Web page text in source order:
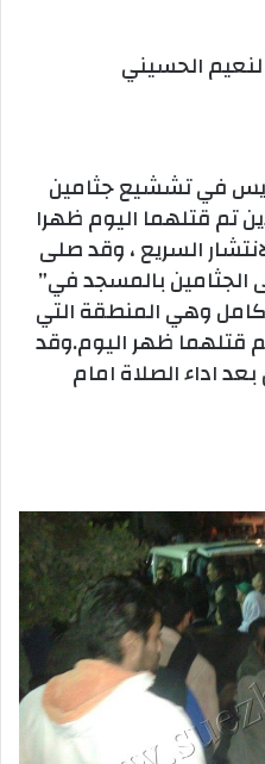
الحسيني
في تششيع جثامين
تم قتلهما اليوم ظهرا
السريع ، وقد صلى
الجثامين بالمسجد في”
وهي المنطقة التي
قتلهما ظهر اليوم.وقد
اداء الصلاة امام